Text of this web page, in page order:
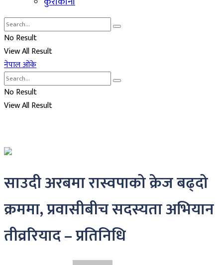
No Result
View All Result
नेपाल ओके
No Result
View All Result
साउदी अरबमा रास्वपाको क्रेज बढ्दो
क्रममा, प्रवासीबीच सदस्यता अभियान
तीव्ररियाद – प्रतिनिधि